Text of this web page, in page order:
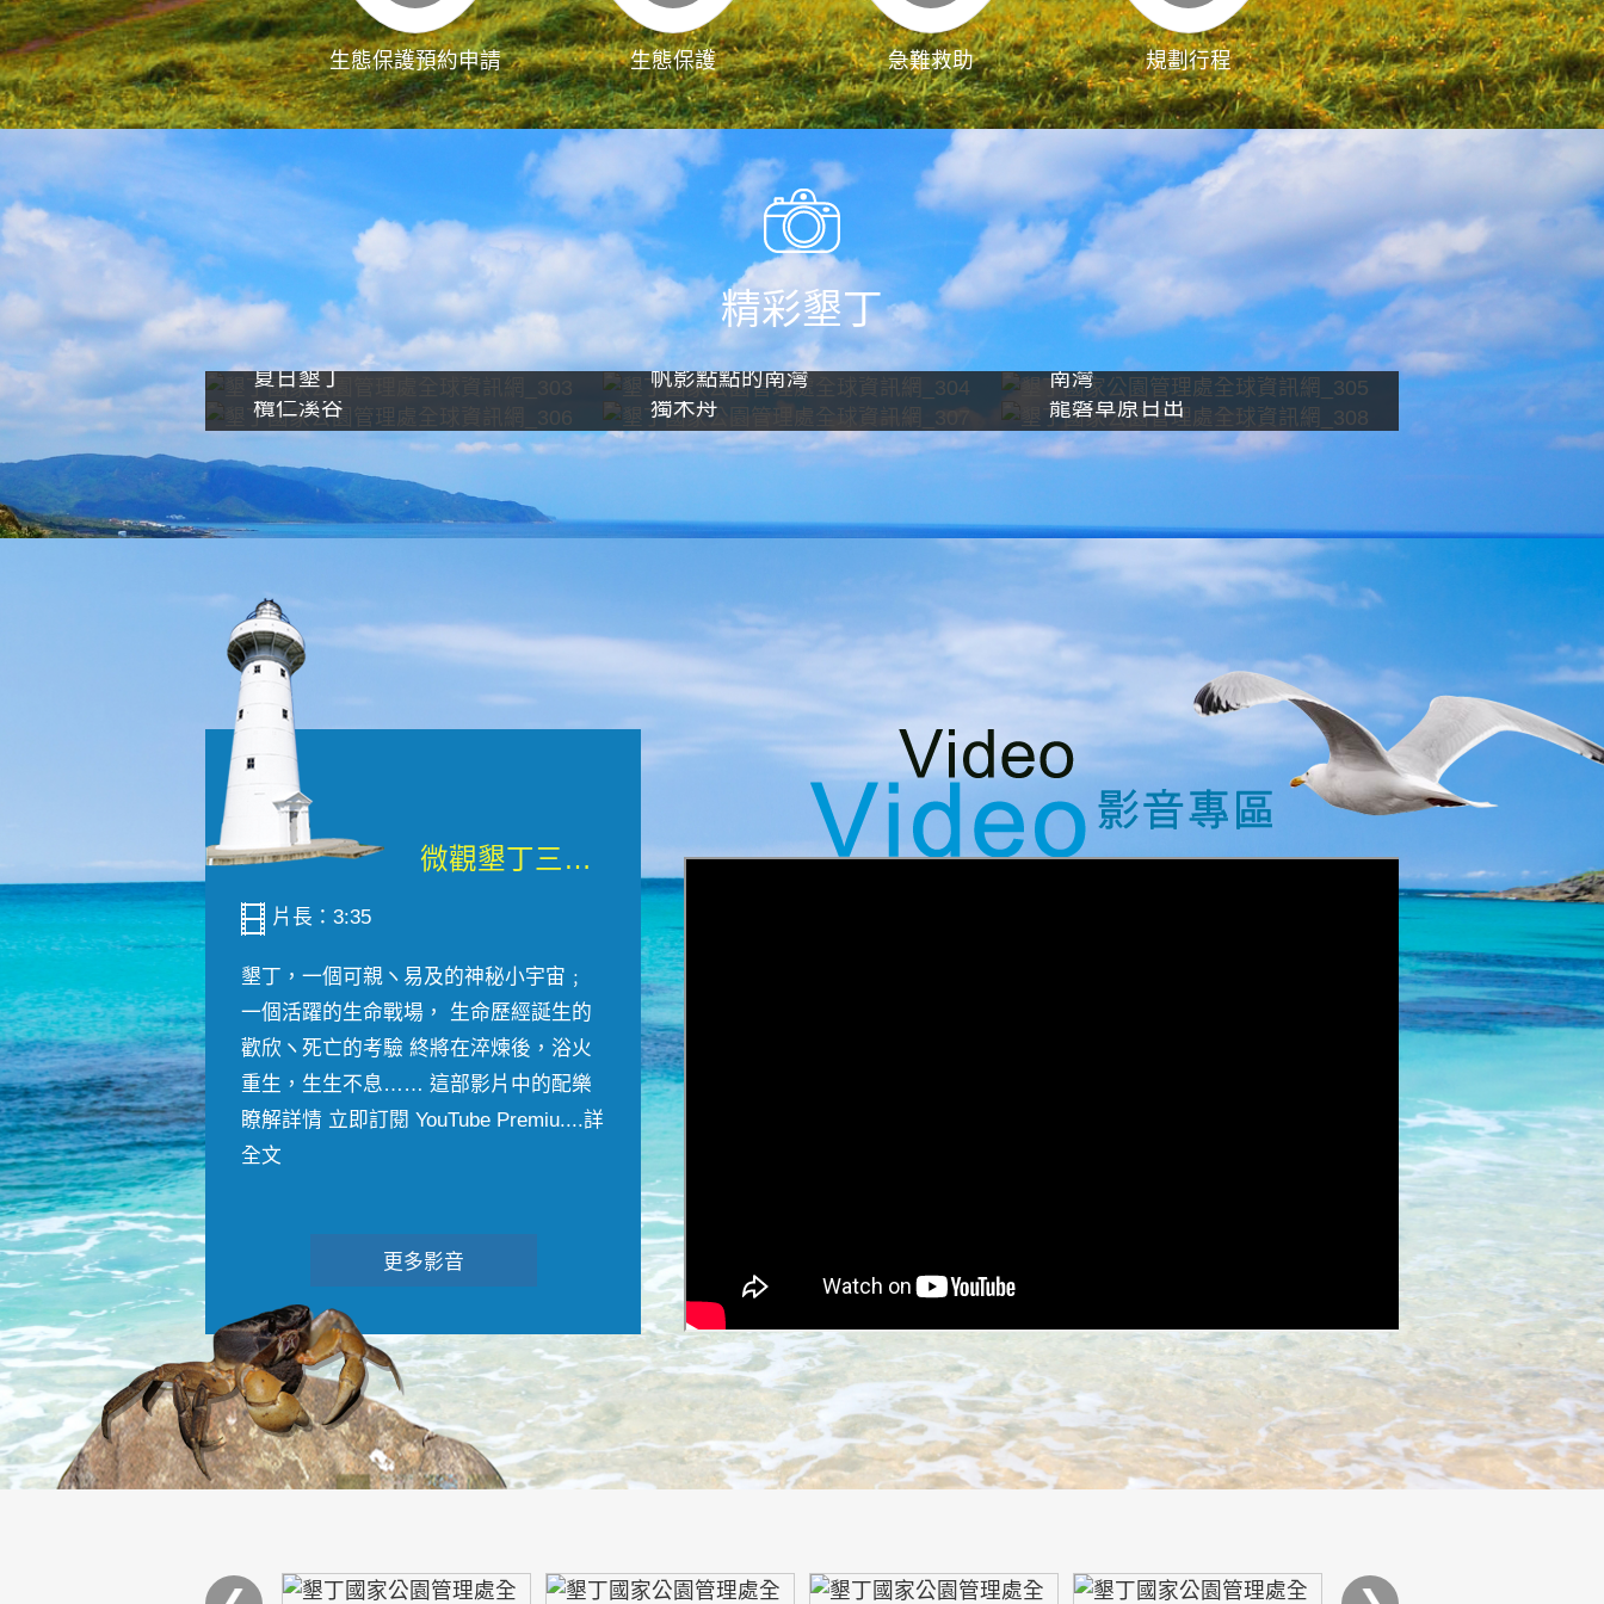
生態保護預約申請 生態保護 急難救助 規劃行程 影像直播
精彩墾丁
夏日墾丁 帆影點點的南灣
南灣
欖仁溪谷
獨木舟 龍磐草原日出
微觀墾丁三部曲 重生....
片長：3:35
墾丁，一個可親ヽ易及的神秘小宇宙﹔
一個活躍的生命戰場， 生命歷經誕生的
歡欣ヽ死亡的考驗 終將在淬煉後，浴火
重生，生生不息…… 這部影片中的配樂
瞭解詳情 立即訂閱 YouTube Premiu....詳
全文
更多影音